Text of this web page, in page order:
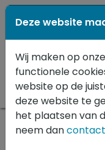
Home»
Deze website
Wij maken op
functionele
website op de
deze website te
het plaatsen van
neem dancontact